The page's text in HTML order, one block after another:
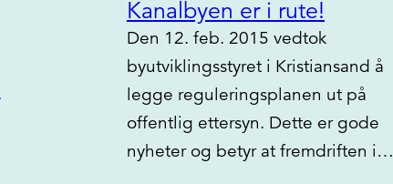
Kanalbyen er i rute!
Den 12. feb. 2015 vedtok
byutviklingsstyret i Kristiansand å
legge reguleringsplanen ut på
offentlig ettersyn. Dette er gode
nyheter og betyr at fremdriften i…